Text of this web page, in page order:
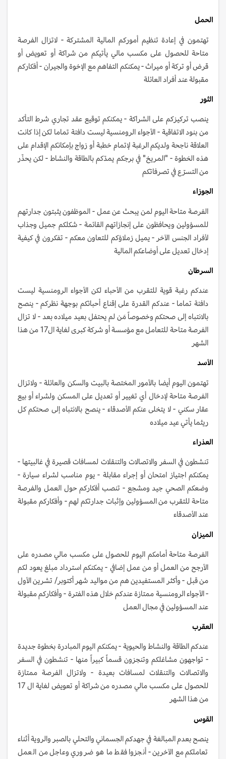
الحمل
تهتمون في إعادة تنظيم أموركم المالية المشتركة - لاتزال الفرصة
متاحة للحصول على مكسب مالي يأتيكم من شراكة أو تعويض أو
قرض أو تركة أو ميراث - يمكنكم التفاهم مع الإخوة والجيران - أفكاركم
مقبولة عند أفراد العائلة
الثور
ينصب تركيزكم على الشراكة - يمكنكم توقيع عقد تجاري شرط التأكد
من بنود الاتفاقية - الأجواء الرومنسية ليست دافئة تماما لكن إذا كانت
العلاقة ناجحة ولديكم الرغبة لإتمام خطبة أو زواج بإمكانكم الإقدام على
هذه الخطوة - "المريخ" في برجكم يمدّكم بالطاقة والنشاط - لكن يحذّر
من التسرّع في تصرفاتكم
الجوزاء
الفرصة متاحة اليوم لمن يبحث عن عمل - الموظفون يثبتون جدارتهم
للمسؤولين ويحافظون على إنجازاتهم القائمة - شكلكم جميل وجذاب
لأفراد الجنس الآخر - يميل زملاؤكم للتعاون معكم - تفكرون في كيفية
إدخال تعديل على أوضاعكم المالية
السرطان
عندكم رغبة قوية للتقرب من الأحباء لكن الأجواء الرومنسية ليست
دافئة تماما - عندكم القدرة على إقناع أحبائكم بوجهة نظركم - ينصح
بالانتباه إلى صحتكم وخصوصاً مَن لم يحتفل بعيد ميلاده بعد - لا تزال
الفرصة متاحة للتعامل مع مؤسسة أو شركة كبرى لغاية ال17 من هذا
الشهر
الأسد
تهتمون اليوم أيضا بالأمور المختصة بالبيت والسكن والعائلة - ولاتزال
الفرصة متاحة لإدخال أي تغيير أو تعديل على المسكن ولشراء أو بيع
عقار سكني - لا يتخلى عنكم الأصدقاء - ينصح بالانتباه إلى صحتكم كل
ريثما يأتي عيد ميلاده
العذراء
تنشطون في السفر والاتصالات والتنقلات لمسافات قصيرة في غالبيتها -
يمكنكم اجتياز امتحان أو إجراء مقابلة - يوم مناسب لشراء سيارة -
وضعكم الصحي جيد ومشجع - تنصب أفكاركم حول العمل والفرصة
متاحة للتقرب من المسؤولين وإثبات جدارتكم لهم - وأفكاركم مقبولة
عند الأصدقاء
الميزان
الفرصة متاحة أمامكم اليوم للحصول على مكسب مالي مصدره على
الأرجح من العمل أو من عمل إضافي - يمكنكم استرداد مبلغ يعود لكم
من قبل - وأكثر المستفيدين هم من مواليد شهر أكتوبر/ تشرين الأول
- الأجواء الرومنسية ممتازة عندكم خلال هذه الفترة - وأفكاركم مقبولة
عند المسؤولين في مجال العمل
العقرب
عندكم الطاقة والنشاط والحيوية - يمكنكم اليوم المبادرة بخطوة جديدة
- تواجهون مشاغلكم وتنجزون قسماً كبيراً منها - تنشطون في السفر
والاتصالات والتنقلات لمسافات بعيدة - ولاتزال الفرصة ممتازة
للحصول على مكسب مالي مصدره من شراكة أو تعويض لغاية ال 17
من هذا الشهر
القوس
ينصح بعدم المبالغة في جهدكم الجسماني والتحلي بالصبر والروية أثناء
تعاملكم مع الآخرين - أنجزوا فقط ما هو ضروري وعاجل من العمل